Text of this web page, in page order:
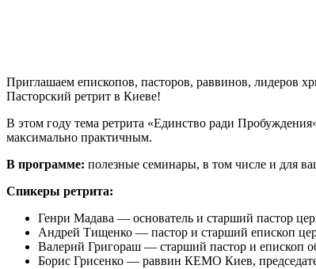
Приглашаем епископов, пасторов, раввинов, лидеров
Пасторский ретрит в Киеве!
В этом году тема ретрита «Единство ради
максимально практичным.
В программе: полезные семинары, в том числе и для
Спикеры ретрита:
Генри Мадава — основатель и старший пастор
Андрей Тищенко — пастор и старший епископ
Валерий Григораш — старший пастор и епископ
Борис Грисенко — раввин КЕМО Киев,